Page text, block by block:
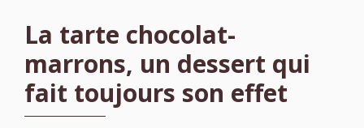
La tarte chocolat-
marrons, un dessert qui
fait toujours son effet